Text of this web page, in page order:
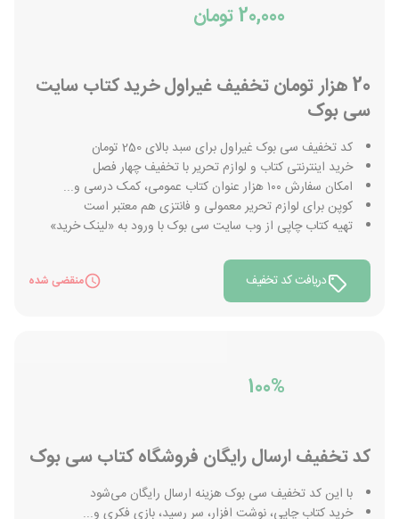
20,000 تومان
20 هزار تومان تخفیف غیراول خرید کتاب سایت
سی بوک
کد تخفیف سی بوک غیراول برای سبد بالای 250 تومان
خرید اینترنتی کتاب و لوازم تحریر با تخفیف چهار فصل
امکان سفارش ۱۰۰ هزار عنوان کتاب عمومی، کمک درسی و...
کوپن برای لوازم تحریر معمولی و فانتزی هم معتبر است
تهیه کتاب چاپی از وب سایت سی بوک با ورود به «لینک خرید»
دریافت کد تخفیف منقضی شده
100%
کد تخفیف ارسال رایگان فروشگاه کتاب سی بوک
با این کد تخفیف سی بوک هزینه ارسال رایگان می‌شود
خرید کتاب چاپی، نوشت افزار، سر رسید، بازی فکری و...